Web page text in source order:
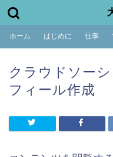
ホーム はじめに 仕事
クラウドソー
フィール作成